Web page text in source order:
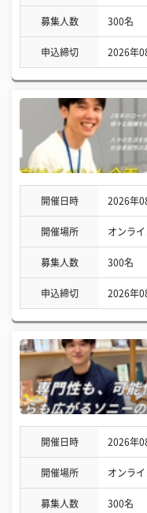
募集人数 300名
申込締切 2026年
開催日時 2026年
開催場所 オンラ
募集人数 300名
申込締切 2026年
開催日時 2026年
開催場所 オンラ
募集人数 300名